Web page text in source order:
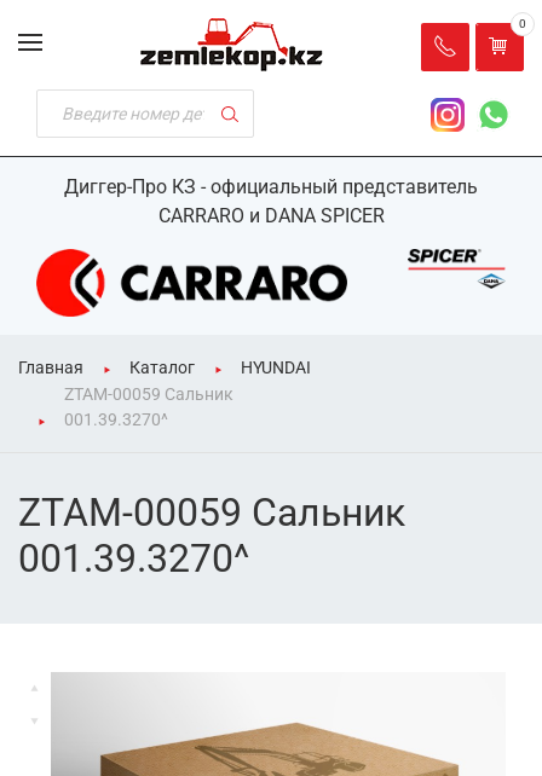
Диггер-Про КЗ - официальный представитель
CARRARO и DANA SPICER
0
Главная Каталог
HYUNDAI
ZTAM-00059 Сальник
001.39.3270^
ZTAM-00059 Сальник
001.39.3270^